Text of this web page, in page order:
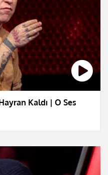
Kaldı | O Ses